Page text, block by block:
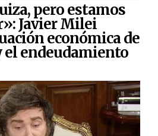
pero estamos
Javier Milei
económica de
el endeudamiento